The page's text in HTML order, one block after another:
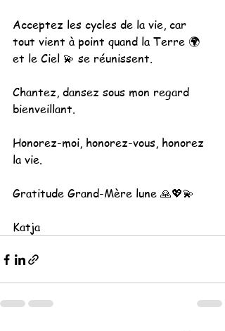
Acceptez les cycles de la vie, car
tout vient à point quand la Terre 🌍
et le Ciel 💫 se réunissent.
Chantez, dansez sous mon regard
bienveillant.
Honorez-moi, honorez-vous, honorez
la vie.
Gratitude Grand-Mère lune 🙏💖💫
Katja